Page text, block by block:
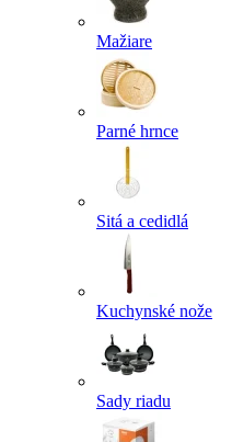
Mažiare
Parné hrnce
Sitá a cedidlá
Kuchynské nože
Sady riadu